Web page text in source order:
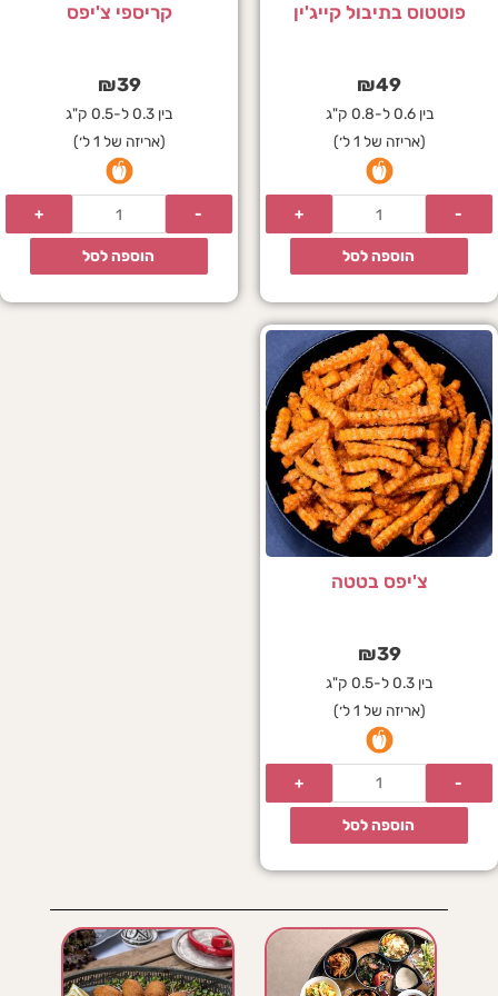
פוטטוס בתיבול קייג'ין
₪49
בין 0.6 ל-0.8 ק"ג
(אריזה של 1 ל׳)
הוספה לסל
קריספי צ'יפס
₪39
בין 0.3 ל-0.5 ק"ג
(אריזה של 1 ל׳)
הוספה לסל
צ'יפס בטטה
₪39
בין 0.3 ל-0.5 ק"ג
(אריזה של 1 ל׳)
הוספה לסל